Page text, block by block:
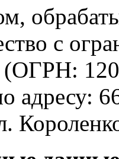
с
(ОГРН:
адресу: